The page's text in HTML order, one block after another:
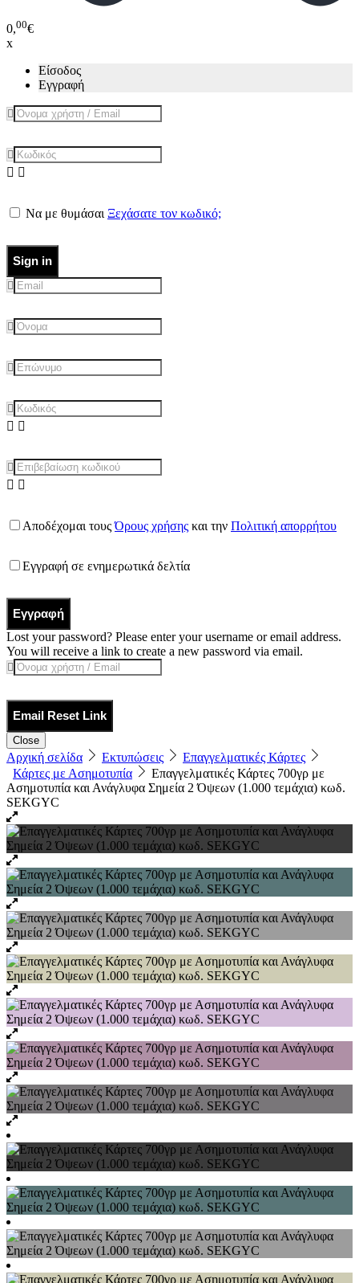
0,00€
x
Είσοδος
Εγγραφή
Να με θυμάσαι Ξεχάσατε τον κωδικό;
Sign in
Αποδέχομαι τουςΌρους χρήσης και την Πολιτική απορρήτου
Εγγραφή σε ενημερωτικά δελτία
Εγγραφή
Lost your password? Please enter your username or email address.
You will receive a link to create a new password via email.
Email Reset Link
Close
Αρχική σελίδα Εκτυπώσεις
Επαγγελματικές Κάρτες
Κάρτες με Ασημοτυπία
Επαγγελματικές Κάρτες 700γρ με
Ασημοτυπία και Ανάγλυφα Σημεία 2 Όψεων (1.000 τεμάχια) κωδ.
SEKGYC